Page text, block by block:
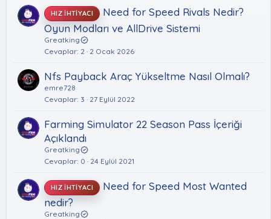
HIZ İHTIYACI
Need for Speed Rivals Nedir?
Oyun Modları ve AllDrive Sistemi
Greatking
Cevaplar 2 2 Ocak 2026
Nfs Payback Araç Yükseltme Nasıl Olmalı?
emre728
Cevaplar 3 27 Eylül 2022
Farming Simulator 22 Season Pass İçeriği
Açıklandı
Greatking
Cevaplar 0 24 Eylül 2021
HIZ İHTIYACI
Need for Speed Most Wanted
nedir?
Greatking